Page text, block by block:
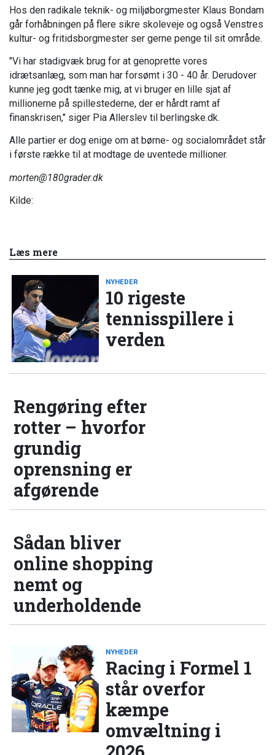
Hos den radikale teknik- og miljøborgmester Klaus Bondam
går forhåbningen på flere sikre skoleveje og også Venstres
kultur- og fritidsborgmester ser gerne penge til sit område.
"Vi har stadigvæk brug for at genoprette vores
idrætsanlæg, som man har forsømt i 30 - 40 år. Derudover
kunne jeg godt tænke mig, at vi bruger en lille sjat af
millionerne på spillestederne, der er hårdt ramt af
finanskrisen," siger Pia Allerslev til berlingske.dk.
Alle partier er dog enige om at børne- og socialområdet står
i første række til at modtage de uventede millioner.
morten@180grader.dk
Kilde:
Læs mere
NYHEDER
10 rigeste
tennisspillere i
verden
Rengøring efter
rotter – hvorfor
grundig
oprensning er
afgørende
Sådan bliver
online shopping
nemt og
underholdende
NYHEDER
Racing i Formel 1
står overfor
kæmpe
omvæltning i